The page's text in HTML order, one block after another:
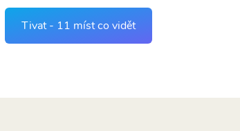
Tivat - 11 míst co vidět